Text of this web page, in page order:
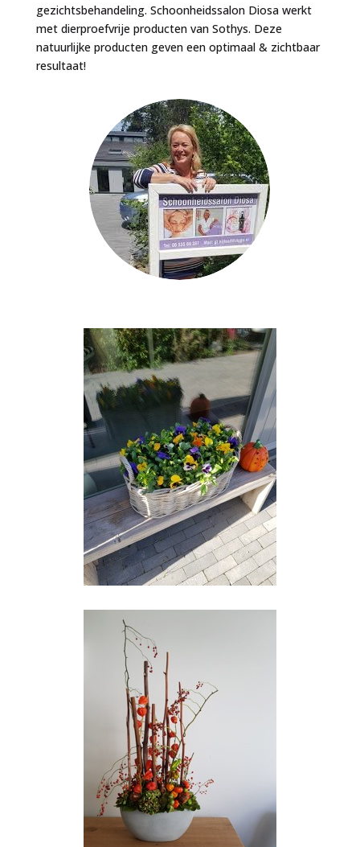
gezichtsbehandeling. Schoonheidssalon Diosa werkt
met dierproefvrije producten van Sothys. Deze
natuurlijke producten geven een optimaal & zichtbaar
resultaat!